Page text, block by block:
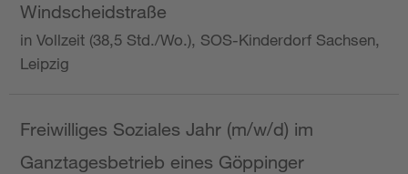
Windscheidstraße
in Vollzeit (38,5 Std./Wo.), SOS-Kinderdorf Sachsen,
Leipzig
Freiwilliges Soziales Jahr (m/w/d) im
Ganztagesbetrieb eines Göppinger